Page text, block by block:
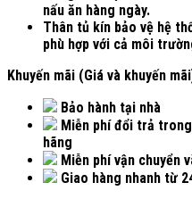
nấu ăn hàng ngày.
Thân tủ kín bảo vệ hệ
phù hợp với cả môi
Khuyến mãi (Giá và khuyến
Bảo hành tại nhà
Miễn phí đổi trả
hãng
Miễn phí vận chuyển
Giao hàng nhanh từ